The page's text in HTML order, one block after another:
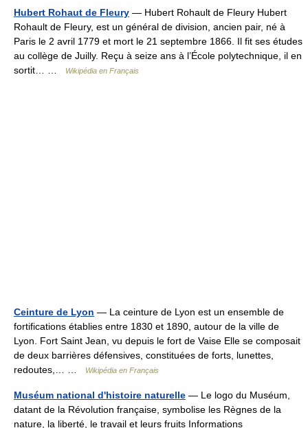
Hubert Rohaut de Fleury — Hubert Rohault de Fleury Hubert
Rohault de Fleury, est un général de division, ancien pair, né à
Paris le 2 avril 1779 et mort le 21 septembre 1866. Il fit ses études
au collège de Juilly. Reçu à seize ans à l’École polytechnique, il en
sortit… …
Wikipédia en Français
Ceinture de Lyon — La ceinture de Lyon est un ensemble de
fortifications établies entre 1830 et 1890, autour de la ville de
Lyon. Fort Saint Jean, vu depuis le fort de Vaise Elle se composait
de deux barrières défensives, constituées de forts, lunettes,
redoutes,… …
Wikipédia en Français
Muséum national d'histoire naturelle — Le logo du Muséum,
datant de la Révolution française, symbolise les Règnes de la
nature, la liberté, le travail et leurs fruits Informations